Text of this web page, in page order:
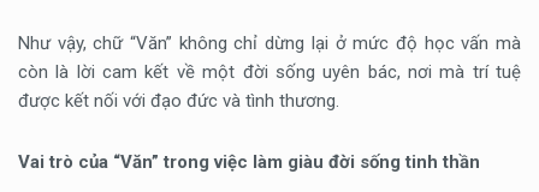
Như vậy, chữ “Văn” không chỉ dừng lại ở mức độ học vấn mà
còn là lời cam kết về một đời sống uyên bác, nơi mà trí tuệ
được kết nối với đạo đức và tình thương.
Vai trò của “Văn” trong việc làm giàu đời sống tinh thần